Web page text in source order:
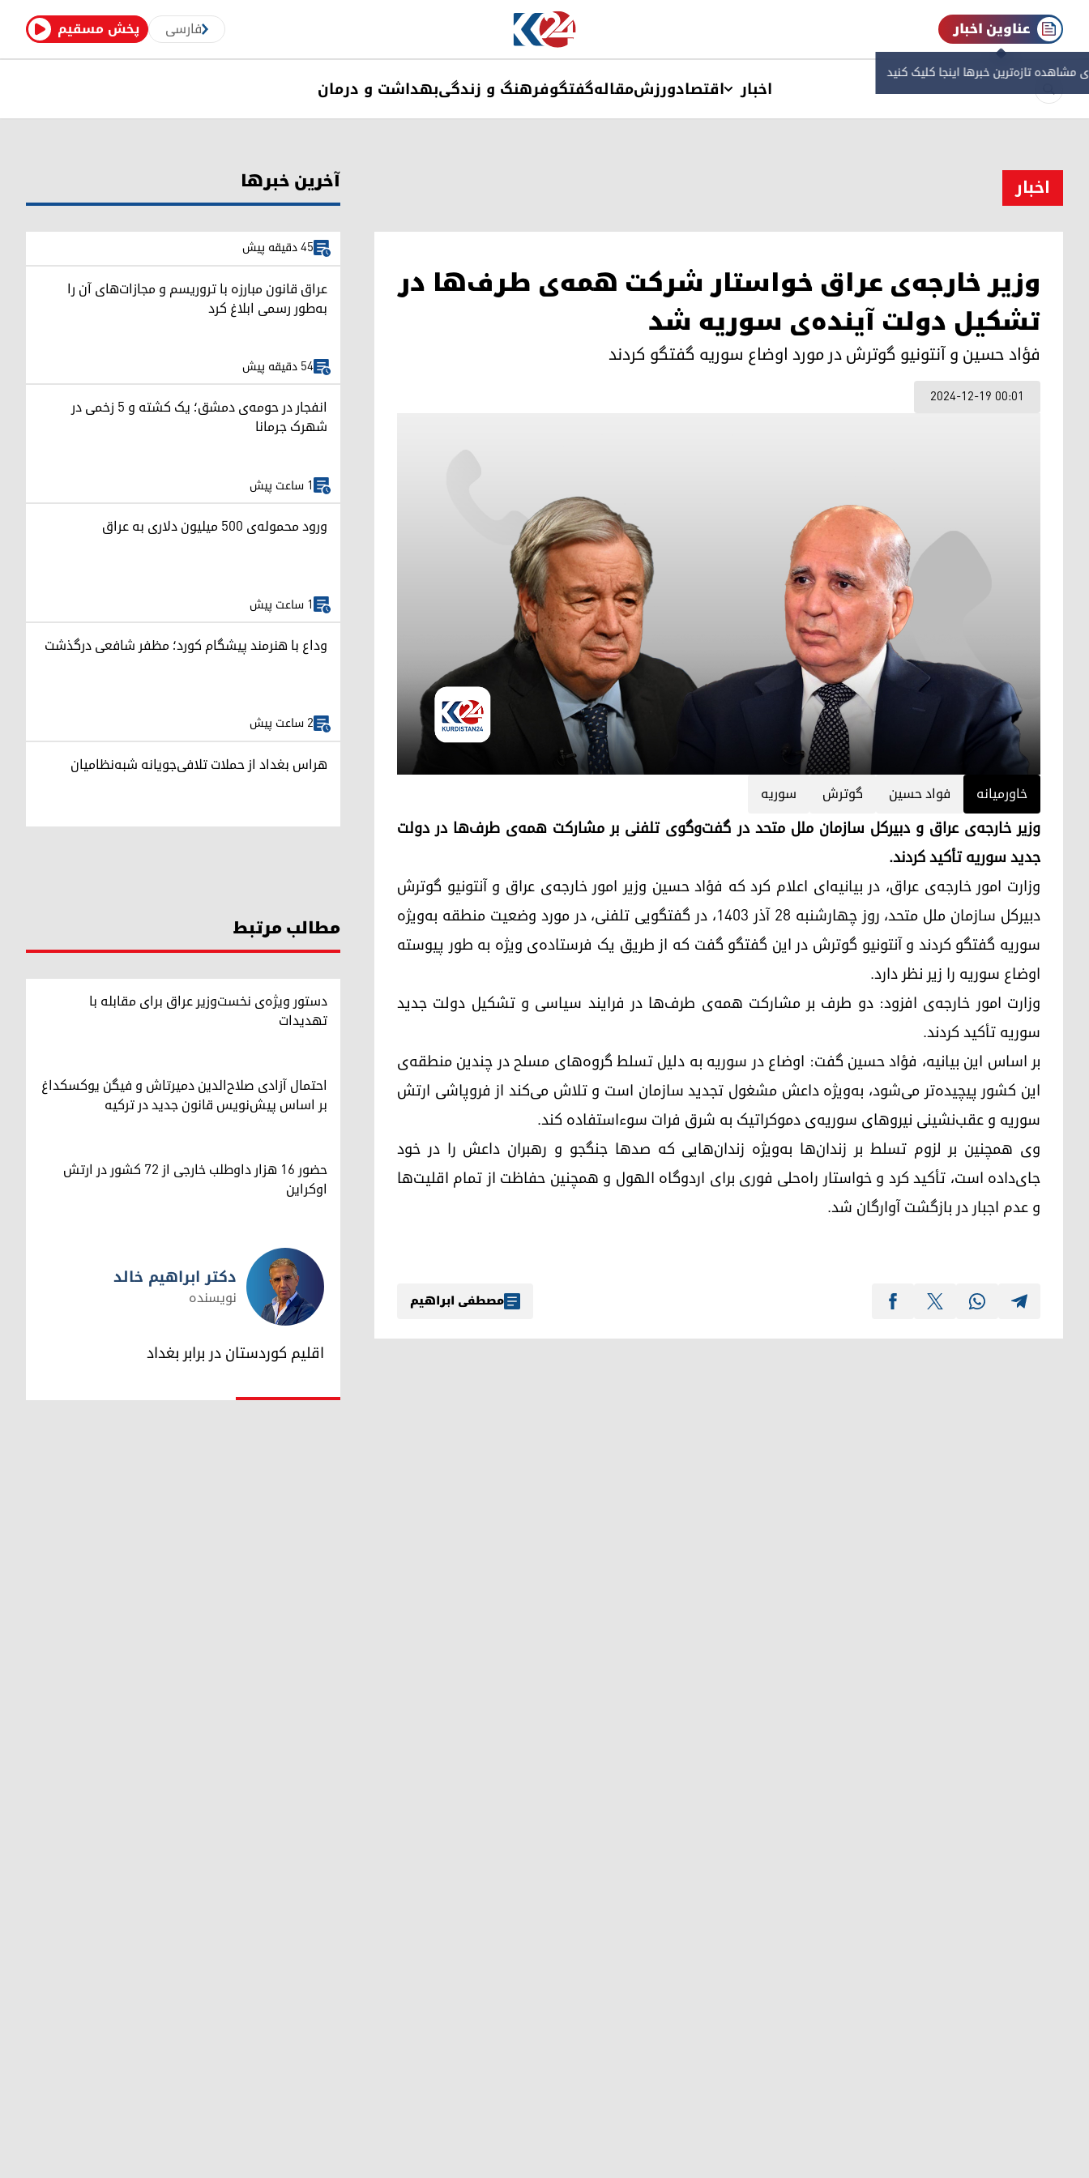
پخش مسقیم فارسی عناوین اخبار
مشاهده‌ تازه‌ترین خبرها اینجا کلیک کنید
اخبار اقتصادورزشمقالهگفتگوفرهنگ و زندگیبهداشت و درمان
اخبار
وزیر خارجه‌ی عراق خواستار شرکت همه‌ی طرف‌ها در
تشکیل دولت آیند‌ه‌ی سوریه شد
فؤاد حسین و آنتونیو گوترش در مورد اوضاع سوریه گفتگو کردند
2024-12-19 00:01
خاورمیانه فواد حسین گوترش سوریه
وزیر خارجه‌ی عراق و دبیرکل سازمان ملل متحد در گفت‌وگوی تلفنی بر مشارکت همه‌ی طرف‌ها در دولت
جدید سوریه تأکید کردند.
وزارت امور خارجه‌ی عراق، در بیانیه‌ای اعلام کرد که فؤاد حسین وزیر امور خارجه‌ی عراق و آنتونیو گوترش
دبیرکل سازمان ملل متحد، روز چهارشنبه ۲۸ آذر ۱۴۰۳، در گفتگویی تلفنی، در مورد وضعیت منطقه به‌ویژه
سوریه گفتگو کردند و آنتونیو گوترش در این گفتگو گفت که از طریق یک فرستاده‌ی ویژه به طور پیوسته
اوضاع سوریه را زیر نظر دارد.
وزارت امور خارجه‌ی افزود: دو طرف بر مشارکت همه‌ی طرف‌ها در فرایند سیاسی و تشکیل دولت جدید
سوریه تأکید کردند.
بر اساس این بیانیه، فؤاد حسین گفت: اوضاع در سوریه به دلیل تسلط گروه‌های مسلح در چندین منطقه‌ی
این کشور پیچیده‌تر می‌شود، به‌ویژه داعش مشغول تجدید سازمان است و تلاش می‌کند از فروپاشی ارتش
سوریه و عقب‌نشینی نیروهای سوریه‌ی دموکراتیک به شرق فرات سوءاستفاده کند.
وی همچنین بر لزوم تسلط بر زندان‌ها به‌ویژه زندان‌هایی که صدها جنگجو و رهبران داعش را در خود
جای‌داده است، تأکید کرد و خواستار راه‌حلی فوری برای اردوگاه الهول و همچنین حفاظت از تمام اقلیت‌ها
و عدم اجبار در بازگشت آوارگان شد.
مصطفی ابراهیم
آخرین خبرها
45 دقیقه پیش
عراق قانون مبارزه با تروریسم و مجازات‌های آن را
به‌طور رسمی ابلاغ کرد
54 دقیقه پیش
انفجار در حومه‌ی دمشق؛ یک کشته و ۵ زخمی در
شهرک جرمانا
1 ساعت پیش
ورود محموله‌ی ۵۰۰ میلیون دلاری به عراق
1 ساعت پیش
وداع با هنرمند پیشگام کورد؛ مظفر شافعی درگذشت
2 ساعت پیش
هراس بغداد از حملات تلافی‌جویانه شبه‌نظامیان
مطالب مرتبط
دستور ویژه‌ی نخست‌وزیر عراق برای مقابله با
تهدیدات
احتمال آزادی صلاح‌الدین دمیرتاش و فیگن یوکسکداغ
بر اساس پیش‌نویس قانون جدید در ترکیه
حضور ۱۶ هزار داوطلب خارجی از ۷۲ کشور در ارتش
اوکراین
دکتر ابراهیم خالد
دکتر ابراهیم خالد
نویسنده
اقلیم کوردستان در برابر بغداد